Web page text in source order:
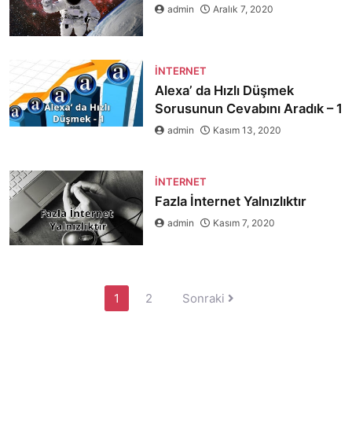
admin Aralık 7, 2020
İNTERNET
Alexa’ da Hızlı Düşmek
Sorusunun Cevabını Aradık – 1
admin Kasım 13, 2020
İNTERNET
Fazla İnternet Yalnızlıktır
admin Kasım 7, 2020
1 2 Sonraki